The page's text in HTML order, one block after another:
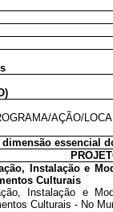
AÇÃO/
essencial
Instalação e
Culturais
Instalação e
Culturais - No